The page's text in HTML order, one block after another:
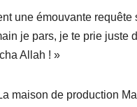
une émouvante requête
je pars, je te prie juste
Allah ! »
maison de production